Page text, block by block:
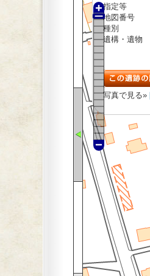
指定等
地図番号
種別
遺構・遺物
写真で見る»